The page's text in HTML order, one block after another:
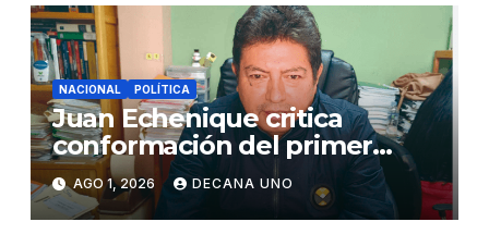
NACIONAL POLÍTICA
Juan Echenique critica
conformación del primer
gabinete ministerial de Keiko
Fujimori
AGO 1, 2026 DECANA UNO